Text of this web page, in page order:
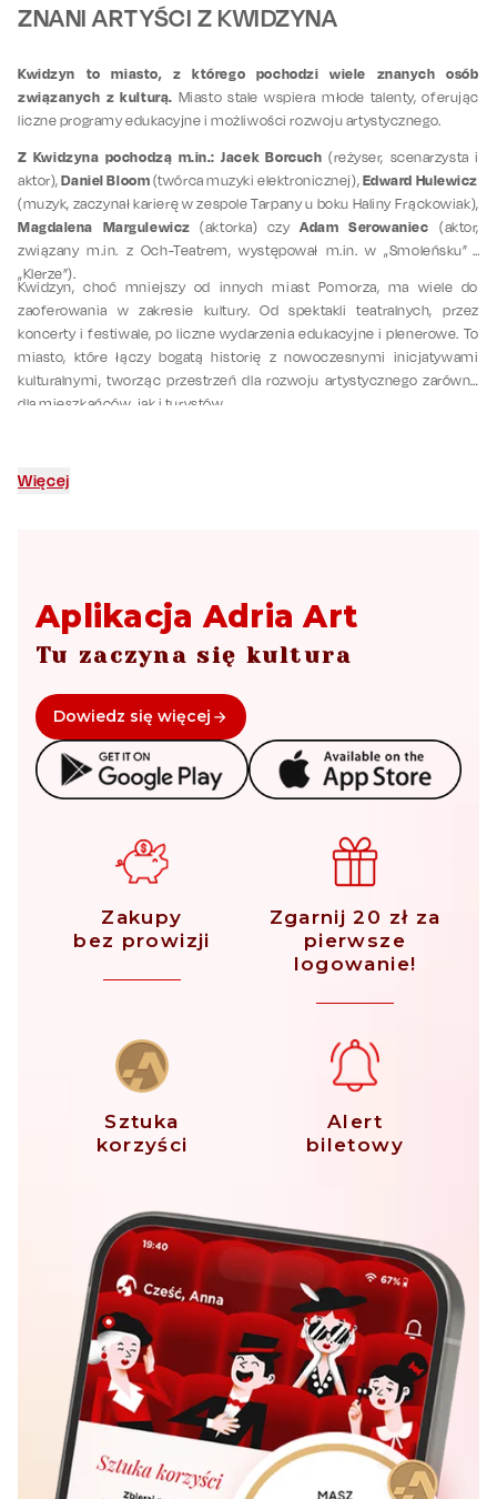
ZNANI ARTYŚCI Z KWIDZYNA
Kwidzyn to miasto, z którego pochodzi wiele znanych osób
związanych z kulturą. Miasto stale wspiera młode talenty, oferując
liczne programy edukacyjne i możliwości rozwoju artystycznego.
Z Kwidzyna pochodzą m.in.: Jacek Borcuch (reżyser, scenarzysta i
aktor),Daniel Bloom (twórca muzyki elektronicznej), Edward Hulewicz
(muzyk, zaczynał karierę w zespole Tarpany u boku Haliny Frąckowiak),
Magdalena Margulewicz (aktorka) czyAdam Serowaniec (aktor,
związany m.in. z Och-Teatrem, występował m.in. w „Smoleńsku” i
„Klerze”).
Kwidzyn, choć mniejszy od innych miast Pomorza, ma wiele do
zaoferowania w zakresie kultury. Od spektakli teatralnych, przez
koncerty i festiwale, po liczne wydarzenia edukacyjne i plenerowe. To
miasto, które łączy bogatą historię z nowoczesnymi inicjatywami
kulturalnymi, tworząc przestrzeń dla rozwoju artystycznego zarówno
dla mieszkańców, jak i turystów.
Więcej
Aplikacja Adria Art
Tu zaczyna się kultura
Dowiedz się więcej
Zakupy
bez prowizji
Zgarnij 20 zł za
pierwsze
logowanie!
Sztuka
korzyści
Alert
biletowy